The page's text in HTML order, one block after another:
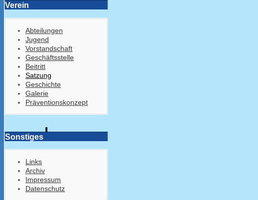
Verein
Abteilungen
Jugend
Vorstandschaft
Geschäftsstelle
Beitritt
Satzung
Geschichte
Galerie
Präventionskonzept
Sonstiges
Links
Archiv
Impressum
Datenschutz